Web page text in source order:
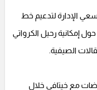
الإدارة لتدعيم خط
إمكانية رحيل الكرواتي
الصيفية.
مع خيتافي خلال